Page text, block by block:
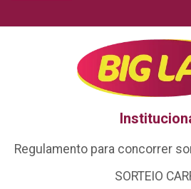
Regulamento para concorrer
SORTEIO